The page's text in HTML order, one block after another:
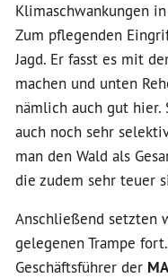
Klimaschwankungen
Zum pflegenden
Jagd. Er fasst es mit
machen und unten
nämlich auch gut hier.
auch noch sehr
man den Wald als
die zudem sehr teuer
Anschließend setzten
gelegenen Trampe
Geschäftsführer der